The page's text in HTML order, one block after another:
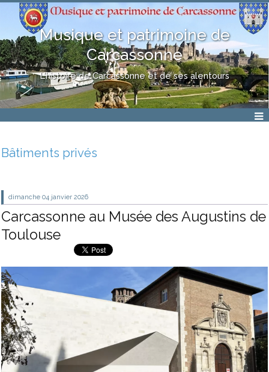
Musique et patrimoine de
Carcassonne
L'histoire de Carcassonne et de ses alentours
Bâtiments privés
dimanche 04 janvier 2026
Carcassonne au Musée des Augustins de
Toulouse